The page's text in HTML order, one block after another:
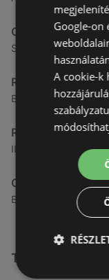
CBA
Somfalvi u. 14.,
Reál
Besenyő u. 16.,
Reál
Ibolya út 15., 9400
CBA
Bánfalvi u. 14, 9400
További linkek
Google-on
A cookie-k